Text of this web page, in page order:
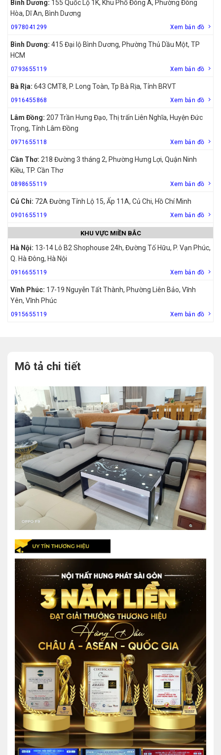
Bình Dương: 155 Quốc Lộ 1K, Khu Phố Đông A, Phường Đông
Hòa, Dĩ An, Bình Dương
0978041299 Xem bản đồ
Bình Dương: 415 Đại lộ Bình Dương, Phường Thủ Dầu Một, TP
HCM
0793655119 Xem bản đồ
Bà Rịa: 643 CMT8, P. Long Toàn, Tp Bà Rịa, Tỉnh BRVT
0916455868 Xem bản đồ
Lâm Đồng: 207 Trần Hưng Đạo, Thị trấn Liên Nghĩa, Huyện Đức
Trọng, Tỉnh Lâm Đồng
0971655118 Xem bản đồ
Cần Thơ: 218 Đường 3 tháng 2, Phường Hưng Lợi, Quận Ninh
Kiều, TP. Cần Thơ
0898655119 Xem bản đồ
Củ Chi: 72A Đường Tỉnh Lộ 15, Ấp 11A, Củ Chi, Hồ Chí Minh
0901655119 Xem bản đồ
KHU VỰC MIỀN BẮC
Hà Nội: 13-14 Lô B2 Shophouse 24h, Đường Tố Hữu, P. Vạn Phúc,
Q. Hà Đông, Hà Nội
0916655119 Xem bản đồ
Vĩnh Phúc: 17-19 Nguyễn Tất Thành, Phường Liên Bảo, Vĩnh
Yên, Vĩnh Phúc
0915655119 Xem bản đồ
Mô tả chi tiết